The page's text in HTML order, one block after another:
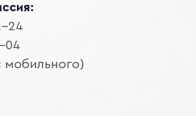
24
04
мобильного)